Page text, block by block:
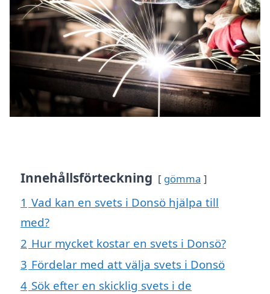
Innehållsförteckning gömma
1 Vad kan en svets i Donsö hjälpa till
med?
2 Hur mycket kostar en svets i Donsö?
3 Fördelar med att välja svets i Donsö
4 Sök efter en skicklig svets i de